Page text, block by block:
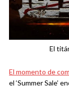
El
El momento de
el ‘Summer Sale’